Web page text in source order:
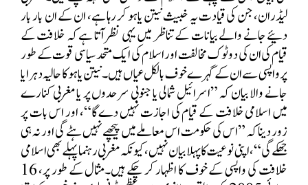
لیڈران، جن کی قیادت یہ خبیث نیتن یاہو کر رہا ہے، ان کے ان بار بار
دئیے جانے والے بیانات کے تناظر میں یہی نظر آتا ہے کہ خلافت کے
قیام کی ان کی دو ٹوک مخالفت اور اسلام کی ایک متحد سیاسی قوت کے طور
پر واپسی سے ان کے گہرے خوف بالکل عیاں ہیں۔نیتن یاہو کا حالیہ دہرایا
جانے والا بیان کہ ”اسرائیل شمالی یا جنوبی سرحدوں پر یا مغربی کنارے
میں اسلامی خلافت کے قیام کی اجازت نہیں دے گا“، اور اس بات پر
زور دینا کہ ”اس کی حکومت اس معاملے میں پیچھے نہیں ہٹے گی اور نہ ہی
جھکے گی“، اپنی نوعیت کا پہلا بیان نہیں، کیونکہ مغربی رہنما پہلے بھی اسلامی
خلافت کی واپسی کے خوف کا اظہار کر چکے ہیں۔مثال کے طور پر، 16